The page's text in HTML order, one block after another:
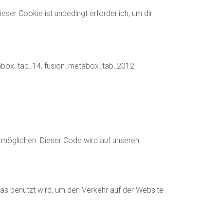
Cookie ist unbedingt erforderlich, um dir
fusion_metabox_tab_2012,
Dieser Code wird auf unseren
benutzt wird, um den Verkehr auf der Website